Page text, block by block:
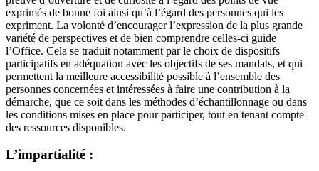
exprimés de bonne foi ainsi qu’à l’égard des personnes qui les
expriment. La volonté d’encourager l’expression de la plus grande
variété de perspectives et de bien comprendre celles-ci guide
l’Office. Cela se traduit notamment par le choix de dispositifs
participatifs en adéquation avec les objectifs de ses mandats, et qui
permettent la meilleure accessibilité possible à l’ensemble des
personnes concernées et intéressées à faire une contribution à la
démarche, que ce soit dans les méthodes d’échantillonnage ou dans
les conditions mises en place pour participer, tout en tenant compte
des ressources disponibles.
L’impartialité :